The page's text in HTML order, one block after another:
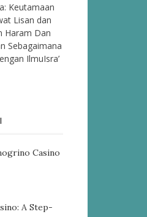
Keutamaan
Lisan dan
Haram Dan
Sebagaimana
IlmuIsra’
Casino
A Step-